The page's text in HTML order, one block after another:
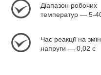
Діапазон робочих
температур — 5-
Час реакції на
напруги — 0,02 с